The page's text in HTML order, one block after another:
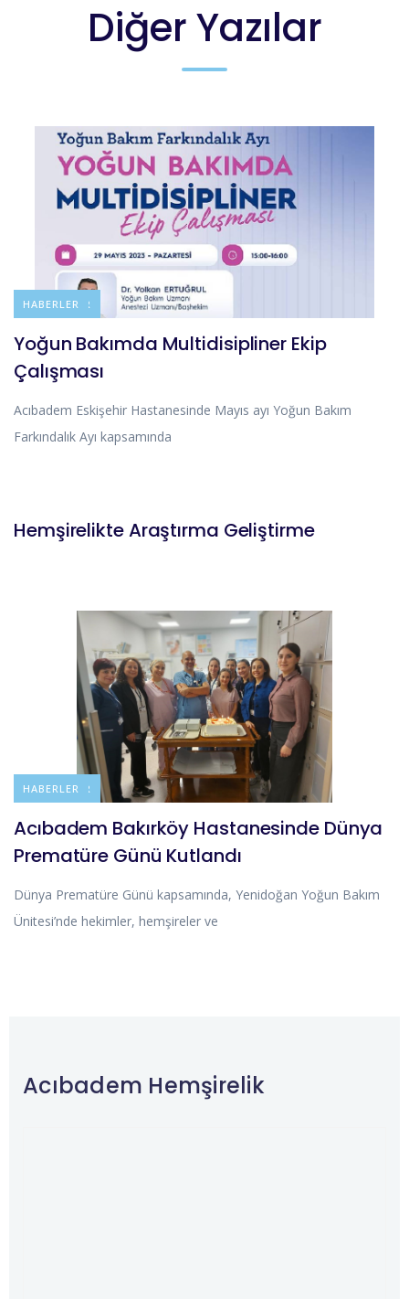
Diğer Yazılar
DUYURULAR
HABERLER
Yoğun Bakımda Multidisipliner Ekip
Çalışması
Acıbadem Eskişehir Hastanesinde Mayıs ayı Yoğun Bakım
Farkındalık Ayı kapsamında
Hemşirelikte Araştırma Geliştirme
DUYURULAR
HABERLER
Acıbadem Bakırköy Hastanesinde Dünya
Prematüre Günü Kutlandı
Dünya Prematüre Günü kapsamında, Yenidoğan Yoğun Bakım
Ünitesi’nde hekimler, hemşireler ve
Acıbadem Hemşirelik